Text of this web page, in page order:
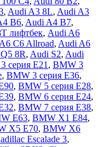
, Audi A3 8L, Audi A3
B6, Audi A4 B7,
лифтбек, Audi A6
C6 Allroad, Audi A6
8R, Audi S2, Audi
серия E21 , BMW 3
, BMW 3 серия E36,
, BMW 5 серия E28,
, BMW 6 серия E24,
, BMW 7 серия E38,
E63, BMW X1 E84,
X5 E70, BMW X6
Escalade 3,